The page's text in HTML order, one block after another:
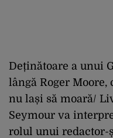
Deținătoare a unui
lângă Roger Moore,
nu lași să moară/
Seymour va
rolul unui redactor-